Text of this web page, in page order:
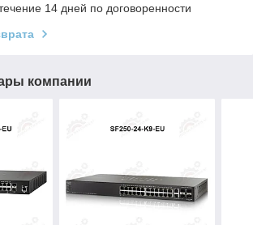
14 дней по договоренности
компании